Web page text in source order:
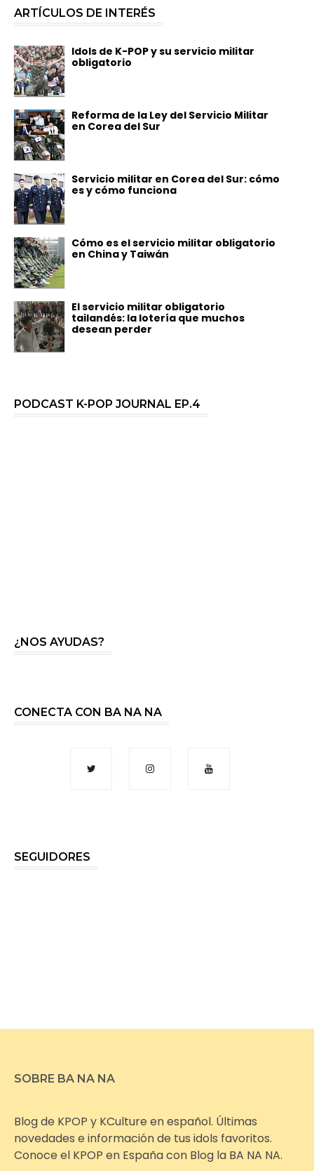
ARTÍCULOS DE INTERÉS
Idols de K-POP y su servicio militar
obligatorio
Reforma de la Ley del Servicio Militar
en Corea del Sur
Servicio militar en Corea del Sur: cómo
es y cómo funciona
Cómo es el servicio militar obligatorio
en China y Taiwán
El servicio militar obligatorio
tailandés: la lotería que muchos
desean perder
PODCAST K-POP JOURNAL EP.4
¿NOS AYUDAS?
CONECTA CON BA NA NA
SEGUIDORES
SOBRE BA NA NA
Blog de KPOP y KCulture en español. Últimas
novedades e información de tus idols favoritos.
Conoce el KPOP en España con Blog la BA NA NA.